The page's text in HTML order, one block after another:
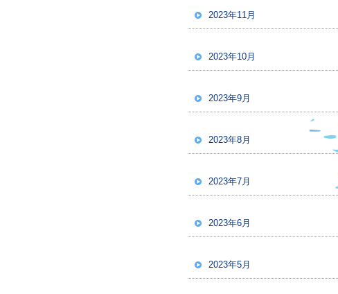
2023年11月
2023年10月
2023年9月
2023年8月
2023年7月
2023年6月
2023年5月